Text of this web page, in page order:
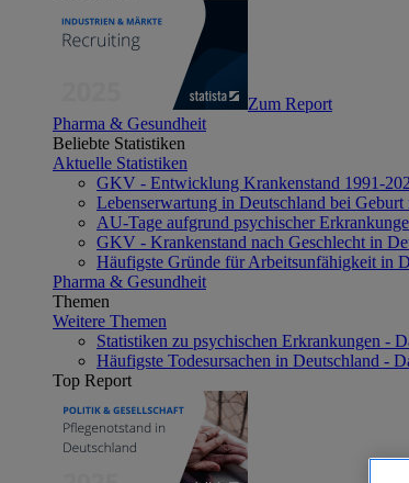
Zum Report
Pharma & Gesundheit
Beliebte Statistiken
Aktuelle Statistiken
GKV - Entwicklung Krankenstand 1991-
Lebenserwartung in Deutschland bei
AU-Tage aufgrund psychischer
GKV - Krankenstand nach Geschlecht in
Häufigste Gründe für Arbeitsunfähigkeit in
Pharma & Gesundheit
Themen
Weitere Themen
Statistiken zu psychischen Erkrankungen -
Häufigste Todesursachen in Deutschland -
Top Report